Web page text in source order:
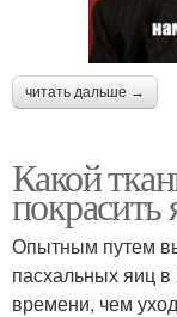
читать дальше →
Какой
покрасить
Опытным путем
пасхальных яиц в
времени, чем